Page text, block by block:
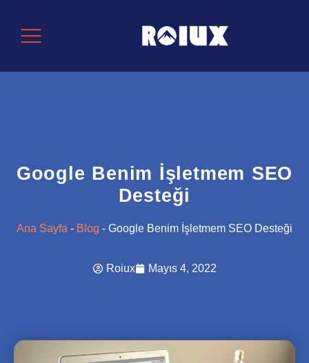
Google Benim İşletmem SEO
Desteği
Ana Sayfa - Blog - Google Benim İşletmem SEO Desteği
Roiux Mayıs 4, 2022